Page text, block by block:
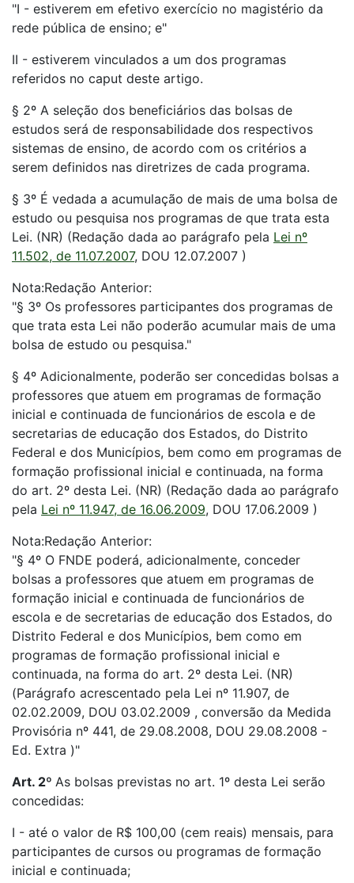
"I - estiverem em efetivo exercício no magistério da
rede pública de ensino; e"
II - estiverem vinculados a um dos programas
referidos no caput deste artigo.
§ 2º A seleção dos beneficiários das bolsas de
estudos será de responsabilidade dos respectivos
sistemas de ensino, de acordo com os critérios a
serem definidos nas diretrizes de cada programa.
§ 3º É vedada a acumulação de mais de uma bolsa de
estudo ou pesquisa nos programas de que trata esta
Lei. (NR) (Redação dada ao parágrafo pela Lei nº
11.502, de 11.07.2007, DOU 12.07.2007 )
Nota:Redação Anterior:
"§ 3º Os professores participantes dos programas de
que trata esta Lei não poderão acumular mais de uma
bolsa de estudo ou pesquisa."
§ 4º Adicionalmente, poderão ser concedidas bolsas a
professores que atuem em programas de formação
inicial e continuada de funcionários de escola e de
secretarias de educação dos Estados, do Distrito
Federal e dos Municípios, bem como em programas de
formação profissional inicial e continuada, na forma
do art. 2º desta Lei. (NR) (Redação dada ao parágrafo
pela Lei nº 11.947, de 16.06.2009, DOU 17.06.2009 )
Nota:Redação Anterior:
"§ 4º O FNDE poderá, adicionalmente, conceder
bolsas a professores que atuem em programas de
formação inicial e continuada de funcionários de
escola e de secretarias de educação dos Estados, do
Distrito Federal e dos Municípios, bem como em
programas de formação profissional inicial e
continuada, na forma do art. 2º desta Lei. (NR)
(Parágrafo acrescentado pela Lei nº 11.907, de
02.02.2009, DOU 03.02.2009 , conversão da Medida
Provisória nº 441, de 29.08.2008, DOU 29.08.2008 -
Ed. Extra )"
Art. 2º As bolsas previstas no art. 1º desta Lei serão
concedidas:
I - até o valor de R$ 100,00 (cem reais) mensais, para
participantes de cursos ou programas de formação
inicial e continuada;